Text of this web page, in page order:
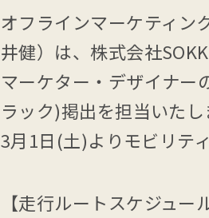
オフラインマーケティ
井健）は、株式会社
マーケター・デザイナー
ラック)掲出を担当いたし
3月1日(土)よりモビリテ
【走行ルートスケジュール